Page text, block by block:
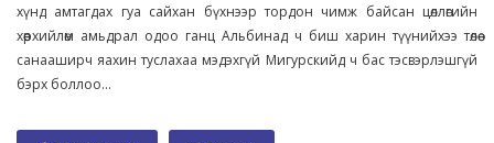
хүнд амтагдах гуа сайхан бүхнээр тордон чимж байсан цөллөгийн
хөөрхийлөм амьдрал одоо ганц Альбинад ч биш харин түүнийхээ төлөө
санааширч яахин туслахаа мэдэхгүй Мигурскийд ч бас тэсвэрлэшгүй
бэрх боллоо...